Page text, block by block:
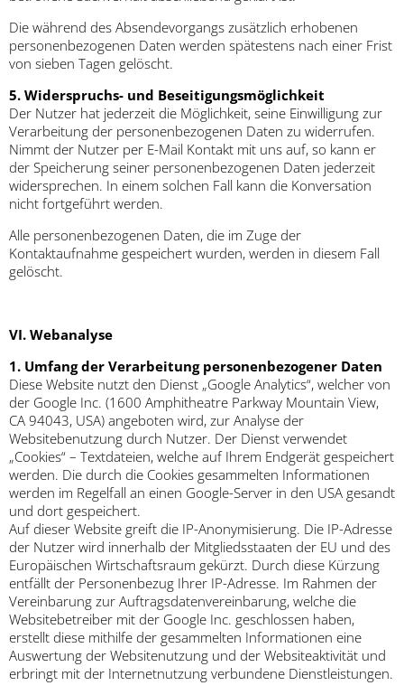
Die während des Absendevorgangs zusätzlich erhobenen
personenbezogenen Daten werden spätestens nach einer Frist
von sieben Tagen gelöscht.
5. Widerspruchs- und Beseitigungsmöglichkeit
Der Nutzer hat jederzeit die Möglichkeit, seine Einwilligung zur
Verarbeitung der personenbezogenen Daten zu widerrufen.
Nimmt der Nutzer per E-Mail Kontakt mit uns auf, so kann er
der Speicherung seiner personenbezogenen Daten jederzeit
widersprechen. In einem solchen Fall kann die Konversation
nicht fortgeführt werden.
Alle personenbezogenen Daten, die im Zuge der
Kontaktaufnahme gespeichert wurden, werden in diesem Fall
gelöscht.
VI. Webanalyse
1. Umfang der Verarbeitung personenbezogener Daten
Diese Website nutzt den Dienst „Google Analytics“, welcher von
der Google Inc. (1600 Amphitheatre Parkway Mountain View,
CA 94043, USA) angeboten wird, zur Analyse der
Websitebenutzung durch Nutzer. Der Dienst verwendet
„Cookies“ – Textdateien, welche auf Ihrem Endgerät gespeichert
werden. Die durch die Cookies gesammelten Informationen
werden im Regelfall an einen Google-Server in den USA gesandt
und dort gespeichert.
Auf dieser Website greift die IP-Anonymisierung. Die IP-Adresse
der Nutzer wird innerhalb der Mitgliedsstaaten der EU und des
Europäischen Wirtschaftsraum gekürzt. Durch diese Kürzung
entfällt der Personenbezug Ihrer IP-Adresse. Im Rahmen der
Vereinbarung zur Auftragsdatenvereinbarung, welche die
Websitebetreiber mit der Google Inc. geschlossen haben,
erstellt diese mithilfe der gesammelten Informationen eine
Auswertung der Websitenutzung und der Websiteaktivität und
erbringt mit der Internetnutzung verbundene Dienstleistungen.